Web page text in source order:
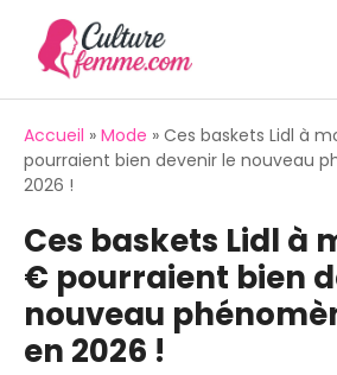
contenu
Accueil » Mode » Ces baskets Lidl à
pourraient bien devenir le nouveau
2026 !
Ces baskets Lidl à
€ pourraient bien
nouveau
en 2026 !